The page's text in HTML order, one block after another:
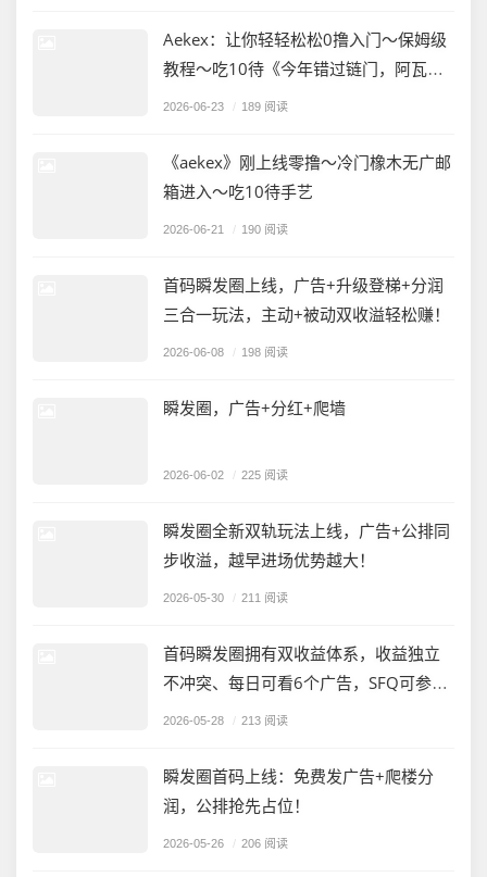
Aekex：让你轻轻松松0撸入门～保姆级
教程～吃10待《今年错过链门，阿瓦
隆，》，那么AE你确定还不来加入吗
2026-06-23 / 189 阅读
《aekex》刚上线零撸～冷门橡木无广邮
箱进入～吃10待手艺
2026-06-21 / 190 阅读
首码瞬发圈上线，广告+升级登梯+分润
三合一玩法，主动+被动双收溢轻松赚！
2026-06-08 / 198 阅读
瞬发圈，广告+分红+爬墙
2026-06-02 / 225 阅读
瞬发圈全新双轨玩法上线，广告+公排同
步收溢，越早进场优势越大！
2026-05-30 / 211 阅读
首码瞬发圈拥有双收益体系，收益独立
不冲突、每日可看6个广告，SFQ可参与
升级登梯，销毁SFQ按占比可分红
2026-05-28 / 213 阅读
瞬发圈首码上线：免费发广告+爬楼分
润，公排抢先占位！
2026-05-26 / 206 阅读